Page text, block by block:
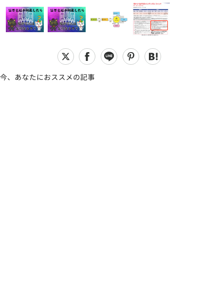
今、あなたにおススメの記事